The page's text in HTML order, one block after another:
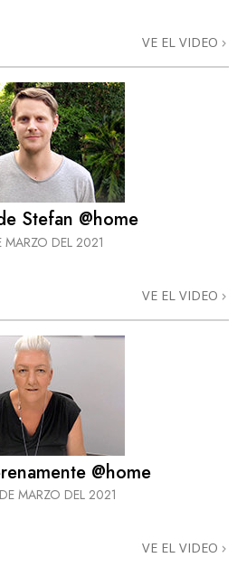
VE EL VIDEO
Stefan @home
MARZO DEL 2021
VE EL VIDEO
@home
MARZO DEL 2021
VE EL VIDEO